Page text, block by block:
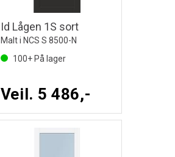
Id Lågen 1S sort
Malt i NCS S 8500-N
100+På lager
Veil. 5 486,-